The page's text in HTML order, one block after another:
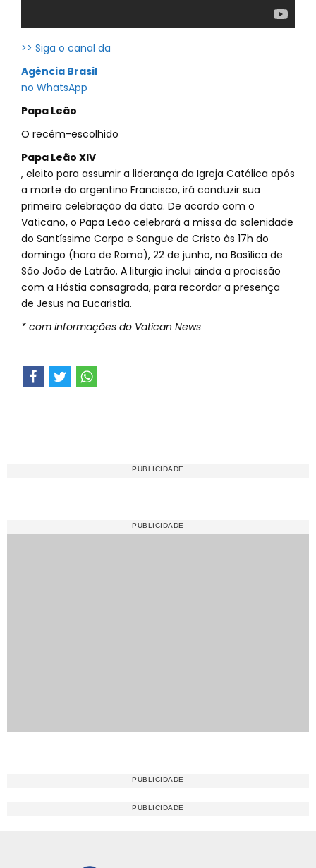
>> Siga o canal da
Agência Brasil
no WhatsApp
Papa Leão
O recém-escolhido
Papa Leão XIV
, eleito para assumir a liderança da Igreja Católica após
a morte do argentino Francisco, irá conduzir sua
primeira celebração da data. De acordo com o
Vaticano, o Papa Leão celebrará a missa da solenidade
do Santíssimo Corpo e Sangue de Cristo às 17h do
domingo (hora de Roma), 22 de junho, na Basílica de
São João de Latrão. A liturgia inclui ainda a procissão
com a Hóstia consagrada, para recordar a presença
de Jesus na Eucaristia.
* com informações do Vatican News